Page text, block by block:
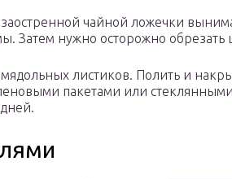
чайной ложечки
Затем нужно осторожно
листиков. Полить и
пакетами или